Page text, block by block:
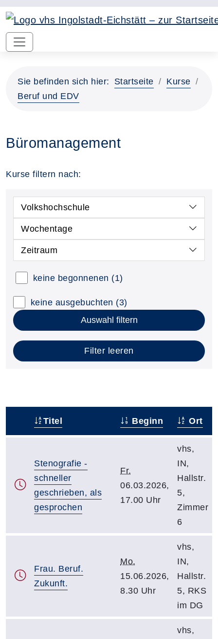
Sie befinden sich hier: Startseite
Kurse
Beruf und EDV
Büromanagement
Kurse filtern nach:
Volkshochschule
Wochentage
Zeitraum
keine begonnenen (1)
keine ausgebuchten (3)
Auswahl filtern
Filter leeren
Titel Beginn Ort
Stenografie -
schneller
geschrieben, als
gesprochen
Fr.
06.03.2026,
17.00 Uhr
vhs,
IN,
Hallstr.
5,
Zimmer
6
Frau. Beruf.
Zukunft.
Mo.
15.06.2026,
8.30 Uhr
vhs,
IN,
Hallstr.
5, RKS
im DG
vhs,